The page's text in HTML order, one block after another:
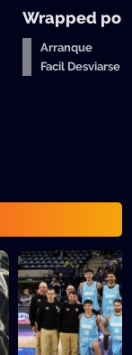
Wrapped
Arranque
Facil